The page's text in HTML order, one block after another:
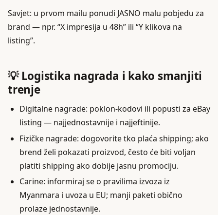
Savjet: u prvom mailu ponudi JASNO malu pobjedu za
brand — npr. “X impresija u 48h” ili “Y klikova na
listing”.
💡 Logistika nagrada i kako smanjiti
trenje
Digitalne nagrade: poklon-kodovi ili popusti za eBay
listing — najjednostavnije i najjeftinije.
Fizičke nagrade: dogovorite tko plaća shipping; ako
brend želi pokazati proizvod, često će biti voljan
platiti shipping ako dobije jasnu promociju.
Carine: informiraj se o pravilima izvoza iz
Myanmara i uvoza u EU; manji paketi obično
prolaze jednostavnije.